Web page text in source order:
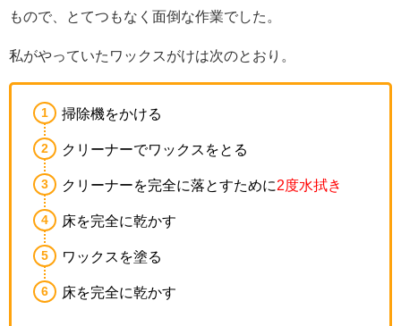
もので、とてつもなく面倒な作業でした。
私がやっていたワックスがけは次のとおり。
掃除機をかける
クリーナーでワックスをとる
クリーナーを完全に落とすために2度水拭き
床を完全に乾かす
ワックスを塗る
床を完全に乾かす